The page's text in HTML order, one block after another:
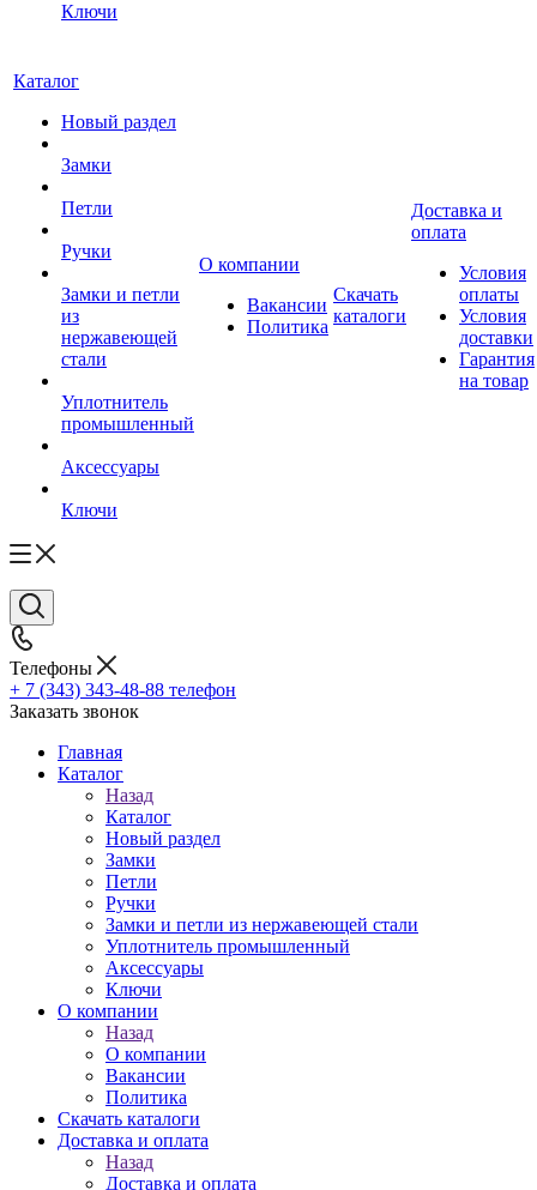
Ключи
Каталог
Новый раздел
Замки
Петли
Ручки
Замки и петли
из
нержавеющей
стали
Уплотнитель
промышленный
Аксессуары
Ключи
О компании
Вакансии
Политика
Скачать
каталоги
Доставка и
оплата
Условия
оплаты
Условия
доставки
Гарантия
на товар
Телефоны
+ 7 (343) 343-48-88 телефон
Заказать звонок
Главная
Каталог
Назад
Каталог
Новый раздел
Замки
Петли
Ручки
Замки и петли из нержавеющей стали
Уплотнитель промышленный
Аксессуары
Ключи
О компании
Назад
О компании
Вакансии
Политика
Скачать каталоги
Доставка и оплата
Назад
Доставка и оплата